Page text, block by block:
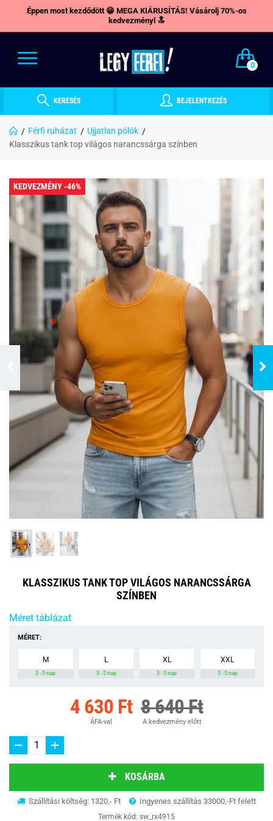
Éppen most kezdődött 😁 MEGA KIÁRUSÍTÁS! Vásárolj 70%-os
kedvezményl 🔝
0
KERESÉS BEJELENTKEZÉS
Férfi ruházat
Ujjatlan pólók
Klasszikus tank top világos narancssárga színben
KEDVEZMÉNY -46%
KLASSZIKUS TANK TOP VILÁGOS NARANCSSÁRGA
SZÍNBEN
Méret táblázat
MÉRET:
M
3 - 5 nap
L
3 - 5 nap
XL
3 - 5 nap
XXL
3 - 5 nap
4 630 Ft
ÁFA-val
8 640 Ft
A kedvezmény előtt
KOSÁRBA
Szállítási költség: 1320,- Ft Ingyenes szállítás 33000,-Ft felett
Termék kód: sw_rx4915